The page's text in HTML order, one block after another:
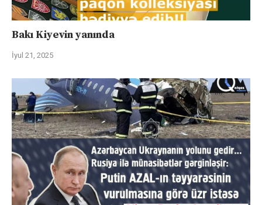
Bakı Kiyevin yanında
İyul 21, 2025